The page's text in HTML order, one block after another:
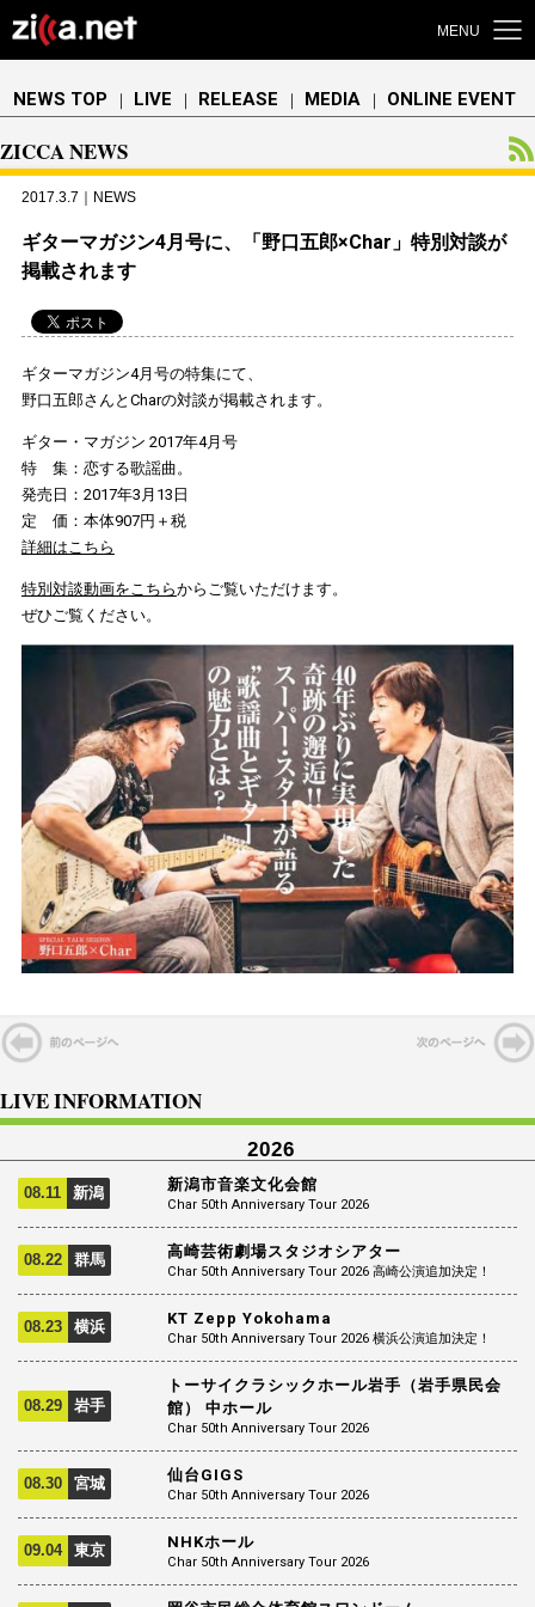
MENU
NEWS TOP ｜ LIVE ｜ RELEASE ｜ MEDIA ｜ ONLINE EVENT
ZICCA NEWS
2017.3.7｜NEWS
ギターマガジン4月号に、「野口五郎×Char」特別対談が
掲載されます
ギターマガジン4月号の特集にて、
野口五郎さんとCharの対談が掲載されます。
ギター・マガジン 2017年4月号
特 集：恋する歌謡曲。
発売日：2017年3月13日
定 価：本体907円＋税
詳細はこちら
特別対談動画をこちらからご覧いただけます。
ぜひご覧ください。
LIVE INFORMATION
2026
08.11 新潟 新潟市音楽文化会館
Char 50th Anniversary Tour 2026
08.22 群馬 高崎芸術劇場スタジオシアター
Char 50th Anniversary Tour 2026 高崎公演追加決定！
08.23 横浜 KT Zepp Yokohama
Char 50th Anniversary Tour 2026 横浜公演追加決定！
08.29 岩手
トーサイクラシックホール岩手（岩手県民会
館） 中ホール
Char 50th Anniversary Tour 2026
08.30 宮城 仙台GIGS
Char 50th Anniversary Tour 2026
09.04 東京 NHKホール
Char 50th Anniversary Tour 2026